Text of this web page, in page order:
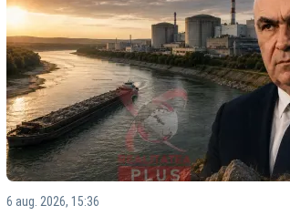
6 aug. 2026, 15:36